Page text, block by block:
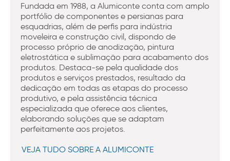
Fundada em 1988, a Alumiconte conta com amplo
portfólio de componentes e persianas para
esquadrias, além de perfis para indústria
moveleira e construção civil, dispondo de
processo próprio de anodização, pintura
eletrostática e sublimação para acabamento dos
produtos. Destaca-se pela qualidade dos
produtos e serviços prestados, resultado da
dedicação em todas as etapas do processo
produtivo, e pela assistência técnica
especializada que oferece aos clientes,
elaborando soluções que se adaptam
perfeitamente aos projetos.
VEJA TUDO SOBRE A ALUMICONTE